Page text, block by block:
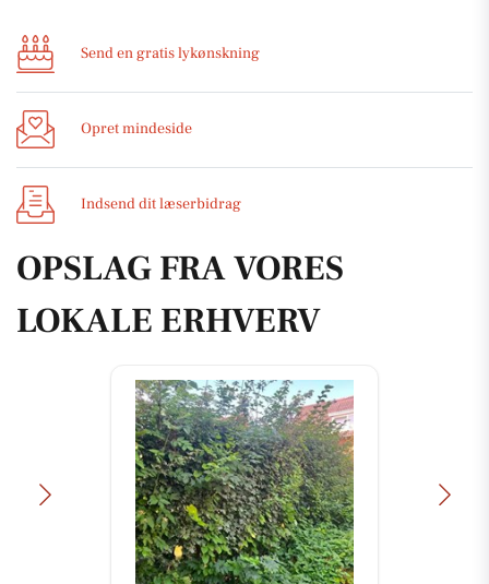
Send en gratis lykønskning
Opret mindeside
Indsend dit læserbidrag
OPSLAG FRA VORES
LOKALE ERHVERV